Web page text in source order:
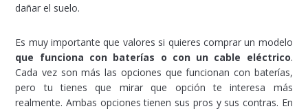
dañar el suelo.
Es muy importante que valores si quieres comprar un modelo
que funciona con baterías o con un cable eléctrico.
Cada vez son más las opciones que funcionan con baterías,
pero tu tienes que mirar que opción te interesa más
realmente. Ambas opciones tienen sus pros y sus contras. En